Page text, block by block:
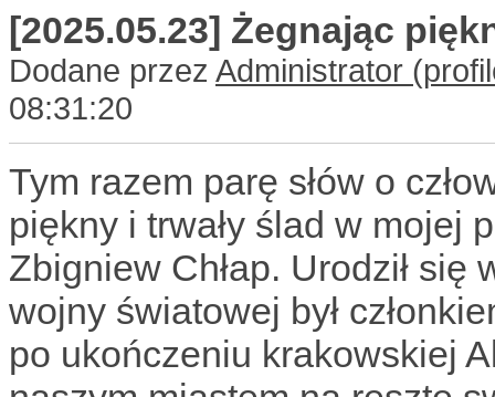
[2025.05.23] Żegnając
Dodane przez Administrator
08:31:20
Tym razem parę słów o
piękny i trwały ślad w mojej
Zbigniew Chłap. Urodził
wojny światowej był
po ukończeniu krakowskiej